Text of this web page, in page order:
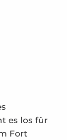
es los für
Fort